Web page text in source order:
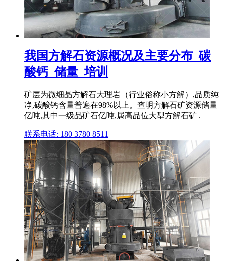
我国方解石资源概况及主要分布_碳
酸钙_储量_培训
矿层为微细晶方解石大理岩（行业俗称小方解）,品质纯
净,碳酸钙含量普遍在98%以上。查明方解石矿资源储量
亿吨,其中一级品矿石亿吨,属高品位大型方解石矿 .
联系电话: 180 3780 8511